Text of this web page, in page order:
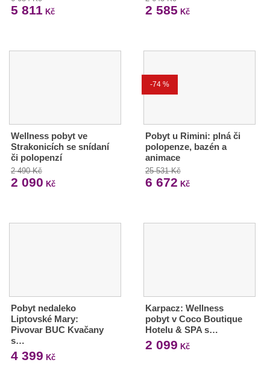
5 811 Kč 2 585 Kč
Wellness pobyt ve
Strakonicích se snídaní
či polopenzí
2 490 Kč
2 090 Kč
-74 %
Pobyt u Rimini: plná či
polopenze, bazén a
animace
25 531 Kč
6 672 Kč
Pobyt nedaleko
Liptovské Mary:
Pivovar BUC Kvačany
s…
4 399 Kč
Karpacz: Wellness
pobyt v Coco Boutique
Hotelu & SPA s…
2 099 Kč